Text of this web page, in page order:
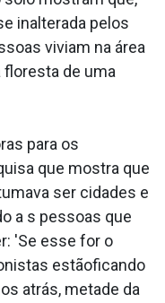
inalterada pelos
viviam na área
de uma
para os
que mostra que
ser cidades e
a s pessoas que
'Se esse for o
estãoficando
atrás, metade da